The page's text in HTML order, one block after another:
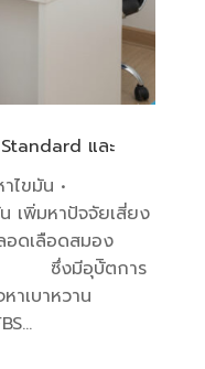
และ
ขมัน •
พิ่มหาปัจจัยเสี่ยง
ดเลือดสมอง
ซึ่งมีอุบัิตการ
วจหาเบาหวาน